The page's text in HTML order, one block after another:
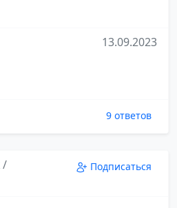
13.09.2023
9 ответов
/
Подписаться